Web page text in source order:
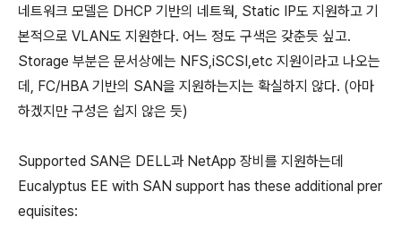
네트워크 모델은 DHCP 기반의 네트웍, Static IP도 지원하고 기
본적으로 VLAN도 지원한다. 어느 정도 구색은 갖춘듯 싶고.
Storage 부분은 문서상에는 NFS,iSCSI,etc 지원이라고 나오는
데, FC/HBA 기반의 SAN을 지원하는지는 확실하지 않다. (아마
하겠지만 구성은 쉽지 않은 듯)
Supported SAN은 DELL과 NetApp 장비를 지원하는데
Eucalyptus EE with SAN support has these additional prer
equisites: